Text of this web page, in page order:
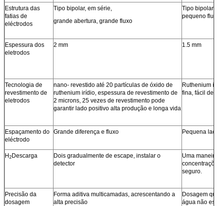
Estrutura das
fatias de
eléctrodos
Tipo bipolar, em série,
grande abertura, grande fluxo
Tipo bipolar,
pequeno
Espessura dos
eletrodos
2 mm 1.5 mm
Tecnologia de
revestimento de
eletrodos
nano- revestido até 20 partículas de óxido de
ruthenium irídio, espessura de revestimento de
2 microns, 25 vezes de revestimento pode
garantir lado positivo alta produção e longa vida
Ruthenium
fina, fácil de
Espaçamento do
eléctrodo
Grande diferença e fluxo Pequena
H 2 Descarga
Dois gradualmente de escape, instalar o
detector
Uma
seguro.
Precisão da
dosagem
Forma aditiva multicamadas, acrescentando a
alta precisão
Dosagem
água não